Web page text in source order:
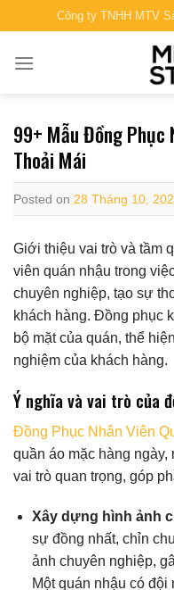
to
content
Công ty TNHH MTV
99+ Mẫu Đồng Phục
Thoải Mái
Posted on 28 Tháng 10,
Giới thiệu vai trò và tầm
viên quán nhậu trong
chuyên nghiệp, tạo sự
khách hàng. Đồng phục
bộ mặt của quán, thể
nghiệm của khách hàng.
Ý nghĩa và vai trò của
Đồng Phục Nhân Viên
quần áo mặc hàng ngày,
vai trò quan trọng, góp
Xây dựng hình ảnh
sự đồng nhất, chỉn
ảnh chuyên nghiệp,
Một quán nhậu có